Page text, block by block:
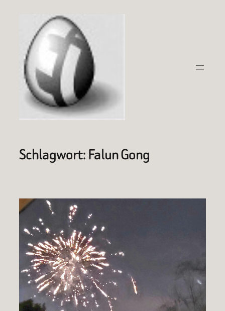
springen
Schlagwort:Falun Gong